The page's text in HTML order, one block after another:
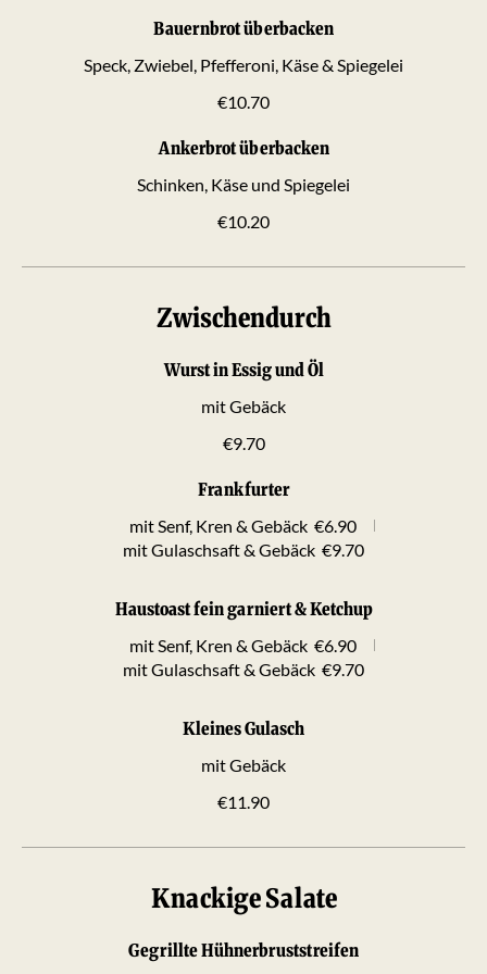
Bauernbrot überbacken
Speck, Zwiebel, Pfefferoni, Käse & Spiegelei
€10.70
Ankerbrot überbacken
Schinken, Käse und Spiegelei
€10.20
Zwischendurch
Wurst in Essig und Öl
mit Gebäck
€9.70
Frankfurter
mit Senf, Kren & Gebäck €6.90
mit Gulaschsaft & Gebäck €9.70
Haustoast fein garniert & Ketchup
mit Senf, Kren & Gebäck €6.90
mit Gulaschsaft & Gebäck €9.70
Kleines Gulasch
mit Gebäck
€11.90
Knackige Salate
Gegrillte Hühnerbruststreifen